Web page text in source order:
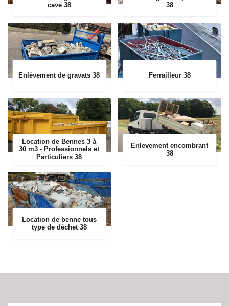
cave 38
38
Enlèvement de gravats 38 Ferrailleur 38
Location de Bennes 3 à
30 m3 - Professionnels et
Particuliers 38
Enlevement encombrant
38
Location de benne tous
type de déchet 38